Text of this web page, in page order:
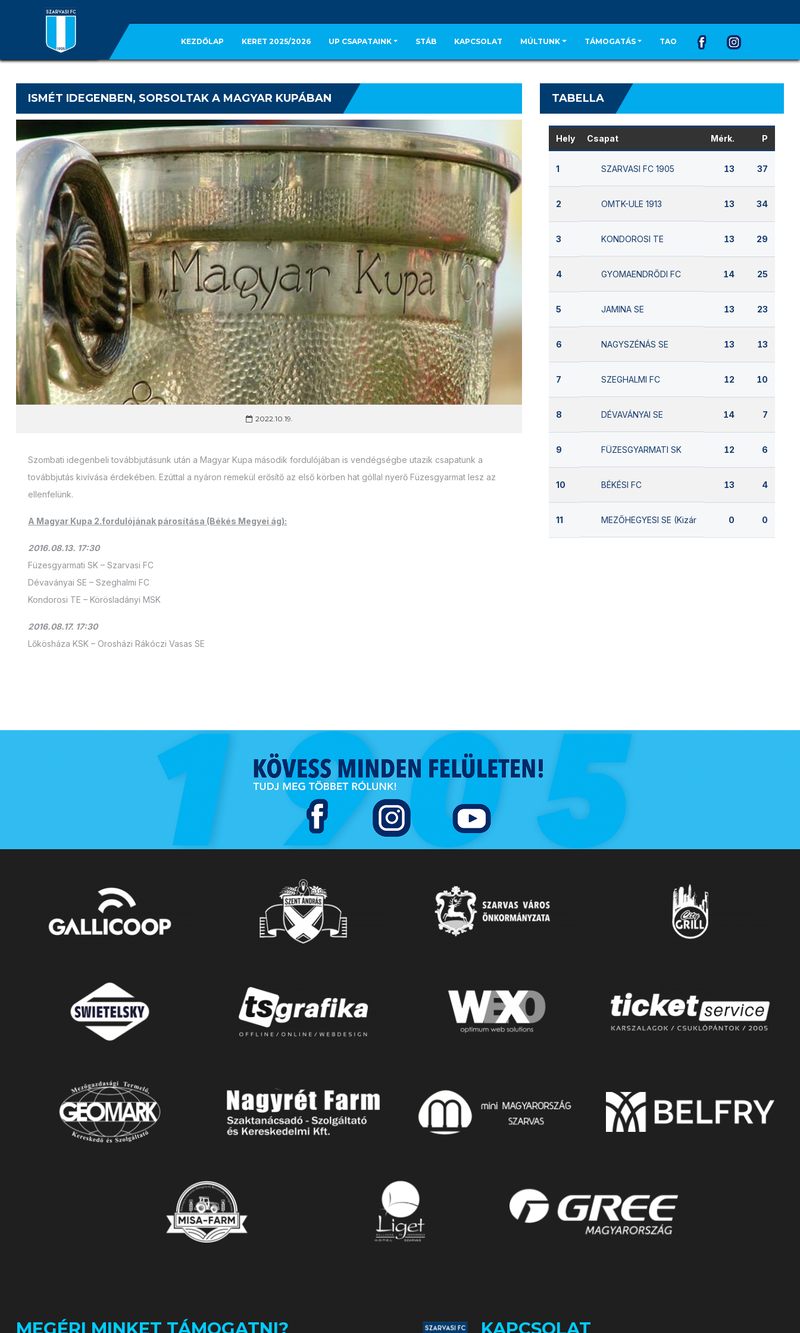
KEZDŐLAP KERET 2025/2026 UP CSAPATAINK STÁB KAPCSOLAT MÚLTUNK TÁMOGATÁS TAO
ISMÉT IDEGENBEN, SORSOLTAK A MAGYAR KUPÁBAN
2022.10.19.
Szombati idegenbeli továbbjutásunk után a Magyar Kupa második fordulójában is vendégségbe utazik csapatunk a
továbbjutás kivívása érdekében. Ezúttal a nyáron remekül erősítő az első körben hat góllal nyerő Füzesgyarmat lesz az
ellenfelünk.
A Magyar Kupa 2.fordulójának párosítása (Békés Megyei ág):
2016.08.13. 17:30
Füzesgyarmati SK – Szarvasi FC
Dévaványai SE – Szeghalmi FC
Kondorosi TE – Körösladányi MSK
2016.08.17. 17:30
Lőkösháza KSK – Orosházi Rákóczi Vasas SE
TABELLA
Hely Csapat Mérk. P
1 SZARVASI FC 1905 13 37
2 OMTK-ULE 1913 13 34
3 KONDOROSI TE 13 29
4 GYOMAENDRŐDI FC 14 25
5 JAMINA SE 13 23
6 NAGYSZÉNÁS SE 13 13
7 SZEGHALMI FC 12 10
8 DÉVAVÁNYAI SE 14 7
9 FÜZESGYARMATI SK 12 6
10 BÉKÉSI FC 13 4
11 MEZŐHEGYESI SE (Kizárva) 0 0
MEGÉRI MINKET TÁMOGATNI? KAPCSOLAT